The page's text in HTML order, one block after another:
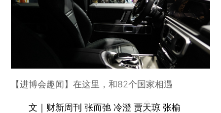
【进博会趣闻】在这里，和82个国家相遇
文｜财新周刊 张而弛 冷澄 贾天琼 张榆